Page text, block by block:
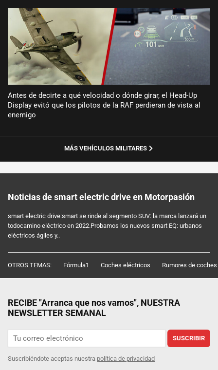
Antes de decirte a qué velocidad o dónde girar, el Head-Up
Display evitó que los pilotos de la RAF perdieran de vista al
enemigo
MÁS VEHÍCULOS MILITARES
Noticias de smart electric drive en Motorpasión
smart electric drive:smart se rinde al segmento SUV: la marca lanzará un
todocamino eléctrico en 2022.Probamos los nuevos smart EQ: urbanos
eléctricos ágiles y..
OTROS TEMAS: Fórmula1 Coches eléctricos Rumores de coches
RECIBE "Arranca que nos vamos", NUESTRA
NEWSLETTER SEMANAL
SUSCRIBIR
Suscribiéndote aceptas nuestra política de privacidad